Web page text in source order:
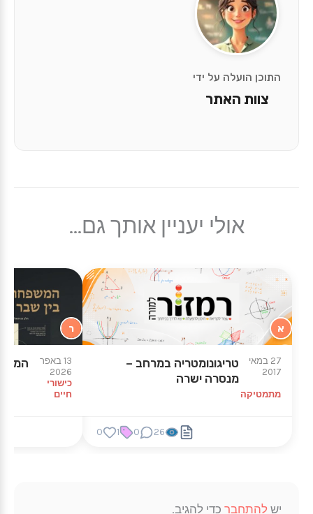
התוכן הועלה על ידי
צוות האתר
אולי יעניין אותך גם...
א
27 במאי
2017
מתמטיקה
טריגונומטריה במרחב –
מנסרה ישרה
26
0
1
0
ר
13 באפר
2026
כישורי
חיים
יש להתחבר כדי להגיב.